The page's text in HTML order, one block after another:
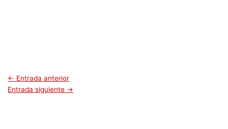
← Entrada anterior
Entrada siguiente →